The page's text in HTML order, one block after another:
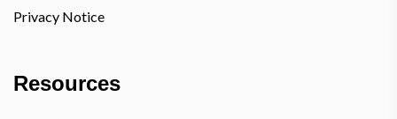
Privacy Notice
Resources